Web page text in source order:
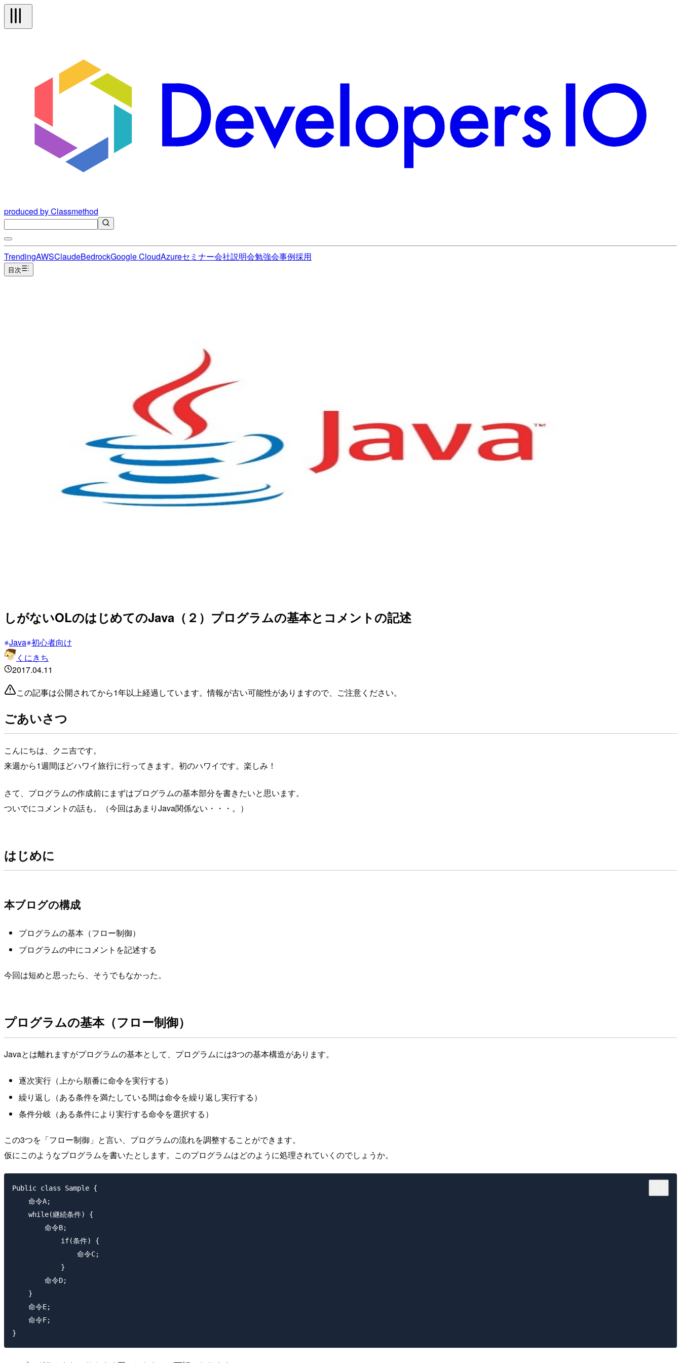
produced by Classmethod
TrendingAWSClaudeBedrockGoogle CloudAzureセミナー会社説明会勉強会事例採用
目次
しがないOLのはじめてのJava（２）プログラムの基本とコメントの記述
Java 初心者向け
くにきち
2017.04.11
この記事は公開されてから1年以上経過しています。情報が古い可能性がありますので、ご注意ください。
ごあいさつ
こんにちは、クニ吉です。
来週から1週間ほどハワイ旅行に行ってきます。初のハワイです。楽しみ！
さて、プログラムの作成前にまずはプログラムの基本部分を書きたいと思います。
ついでにコメントの話も。（今回はあまりJava関係ない・・・。）
はじめに
本ブログの構成
プログラムの基本（フロー制御）
プログラムの中にコメントを記述する
今回は短めと思ったら、そうでもなかった。
プログラムの基本（フロー制御）
Javaとは離れますがプログラムの基本として、プログラムには3つの基本構造があります。
逐次実行（上から順番に命令を実行する）
繰り返し（ある条件を満たしている間は命令を繰り返し実行する）
条件分岐（ある条件により実行する命令を選択する）
この3つを「フロー制御」と言い、プログラムの流れを調整することができます。
仮にこのようなプログラムを書いたとします。このプログラムはどのように処理されていくのでしょうか。
Public class Sample {
    命令A;
    while(継続条件) {
        命令B;
            if(条件) {
                命令C;
            }
        命令D;
    }
    命令E;
    命令F;